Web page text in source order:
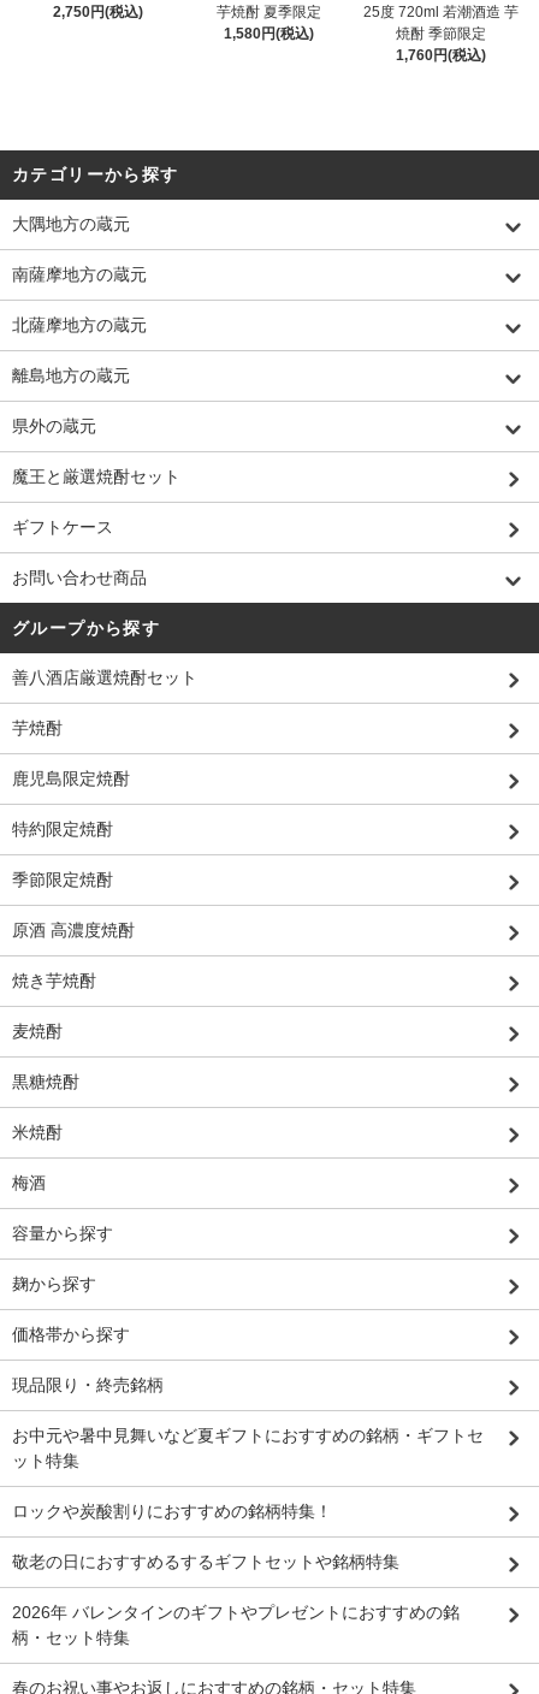
2,750円(税込)
芋焼酎 夏季限定
1,580円(税込)
25度 720ml 若潮酒造 芋
焼酎 季節限定
1,760円(税込)
カテゴリーから探す
大隅地方の蔵元
南薩摩地方の蔵元
北薩摩地方の蔵元
離島地方の蔵元
県外の蔵元
魔王と厳選焼酎セット
ギフトケース
お問い合わせ商品
グループから探す
善八酒店厳選焼酎セット
芋焼酎
鹿児島限定焼酎
特約限定焼酎
季節限定焼酎
原酒 高濃度焼酎
焼き芋焼酎
麦焼酎
黒糖焼酎
米焼酎
梅酒
容量から探す
麹から探す
価格帯から探す
現品限り・終売銘柄
お中元や暑中見舞いなど夏ギフトにおすすめの銘柄・ギフトセ
ット特集
ロックや炭酸割りにおすすめの銘柄特集！
敬老の日におすすめるするギフトセットや銘柄特集
2026年 バレンタインのギフトやプレゼントにおすすめの銘
柄・セット特集
春のお祝い事やお返しにおすすめの銘柄・セット特集